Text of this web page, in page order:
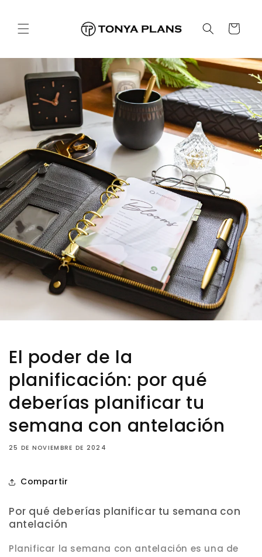
al contenido
Carrito
El poder de la
planificación: por qué
deberías planificar tu
semana con antelación
25 DE NOVIEMBRE DE 2024
Compartir
Por qué deberías planificar tu semana con
antelación
Planificar la semana con antelación es una de